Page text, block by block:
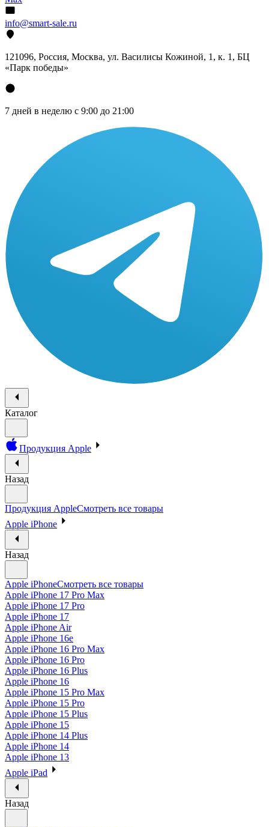
info@smart-sale.ru
121096, Россия, Москва, ул. Василисы Кожиной, 1, к. 1, БЦ
«Парк победы»
7 дней в неделю с 9:00 до 21:00
Каталог
Продукция Apple
Назад
Продукция AppleСмотреть все товары
Apple iPhone
Назад
Apple iPhoneСмотреть все товары
Apple iPhone 17 Pro Max
Apple iPhone 17 Pro
Apple iPhone 17
Apple iPhone Air
Apple iPhone 16e
Apple iPhone 16 Pro Max
Apple iPhone 16 Pro
Apple iPhone 16 Plus
Apple iPhone 16
Apple iPhone 15 Pro Max
Apple iPhone 15 Pro
Apple iPhone 15 Plus
Apple iPhone 15
Apple iPhone 14 Plus
Apple iPhone 14
Apple iPhone 13
Apple iPad
Назад